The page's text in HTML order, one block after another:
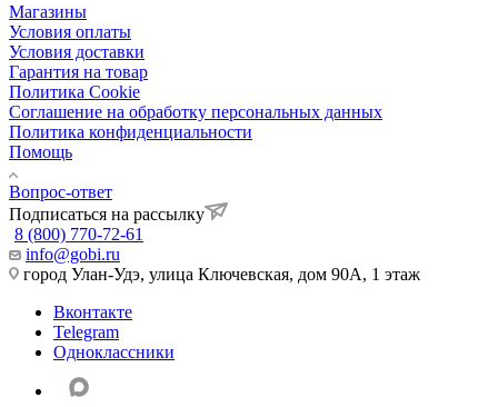
Магазины
Условия оплаты
Условия доставки
Гарантия на товар
Политика Cookie
Соглашение на обработку персональных данных
Политика конфиденциальности
Помощь
Вопрос-ответ
Подписаться на рассылку
8 (800) 770-72-61
info@gobi.ru
город Улан-Удэ, улица Ключевская, дом 90А, 1 этаж
Вконтакте
Telegram
Одноклассники